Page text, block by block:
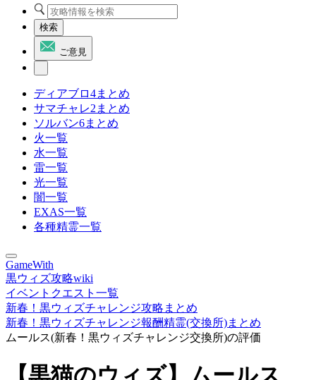
検索
ご意見
ディアブロ4まとめ
サマチャレ2まとめ
ソルバン6まとめ
火一覧
水一覧
雷一覧
光一覧
闇一覧
EXAS一覧
各種精霊一覧
GameWith
黒ウィズ攻略wiki
イベントクエスト一覧
新春！黒ウィズチャレンジ攻略まとめ
新春！黒ウィズチャレンジ報酬精霊(交換所)まとめ
ムールス(新春！黒ウィズチャレンジ交換所)の評価